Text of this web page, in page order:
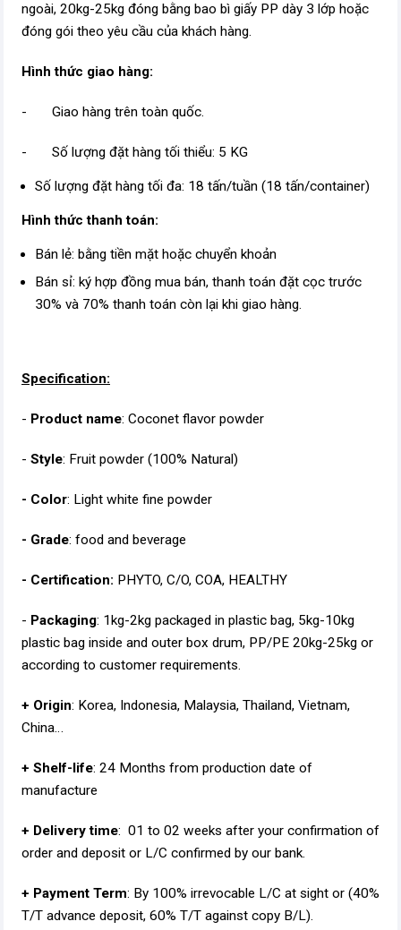
ngoài, 20kg-25kg đóng bằng bao bì giấy PP dày 3 lớp hoặc
đóng gói theo yêu cầu của khách hàng.
Hình thức giao hàng:
- Giao hàng trên toàn quốc.
- Số lượng đặt hàng tối thiểu: 5 KG
Số lượng đặt hàng tối đa: 18 tấn/tuần (18 tấn/container)
Hình thức thanh toán:
Bán lẻ: bằng tiền mặt hoặc chuyển khoản
Bán sỉ: ký hợp đồng mua bán, thanh toán đặt cọc trước
30% và 70% thanh toán còn lại khi giao hàng.
Specification:
- Product name: Coconet flavor powder
- Style: Fruit powder (100% Natural)
- Color: Light white fine powder
- Grade: food and beverage
- Certification: PHYTO, C/O, COA, HEALTHY
- Packaging: 1kg-2kg packaged in plastic bag, 5kg-10kg
plastic bag inside and outer box drum, PP/PE 20kg-25kg or
according to customer requirements.
+ Origin: Korea, Indonesia, Malaysia, Thailand, Vietnam,
China…
+ Shelf-life: 24 Months from production date of
manufacture
+ Delivery time: 01 to 02 weeks after your confirmation of
order and deposit or L/C confirmed by our bank.
+ Payment Term: By 100% irrevocable L/C at sight or (40%
T/T advance deposit, 60% T/T against copy B/L).